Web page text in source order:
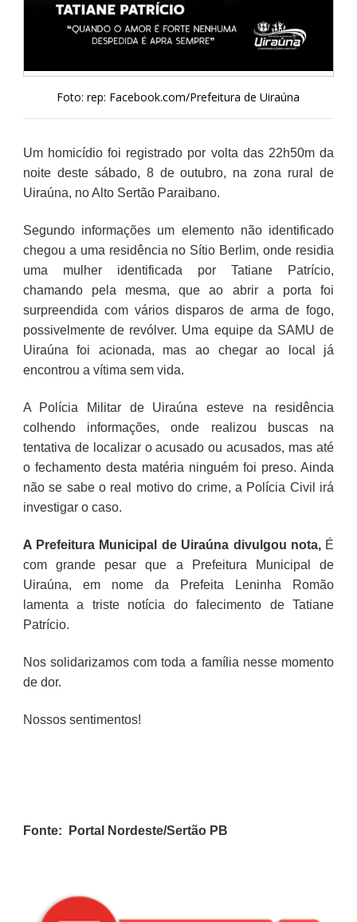
Foto: rep: Facebook.com/Prefeitura de Uiraúna
Um homicídio foi registrado por volta das 22h50m da
noite deste sábado, 8 de outubro, na zona rural de
Uiraúna, no Alto Sertão Paraibano.
Segundo informações um elemento não identificado
chegou a uma residência no Sítio Berlim, onde residia
uma mulher identificada por Tatiane Patrício,
chamando pela mesma, que ao abrir a porta foi
surpreendida com vários disparos de arma de fogo,
possivelmente de revólver. Uma equipe da SAMU de
Uiraúna foi acionada, mas ao chegar ao local já
encontrou a vítima sem vida.
A Polícia Militar de Uiraúna esteve na residência
colhendo informações, onde realizou buscas na
tentativa de localizar o acusado ou acusados, mas até
o fechamento desta matéria ninguém foi preso. Ainda
não se sabe o real motivo do crime, a Polícia Civil irá
investigar o caso.
A Prefeitura Municipal de Uiraúna divulgou nota, É
com grande pesar que a Prefeitura Municipal de
Uiraúna, em nome da Prefeita Leninha Romão
lamenta a triste notícia do falecimento de Tatiane
Patrício.
Nos solidarizamos com toda a família nesse momento
de dor.
Nossos sentimentos!
Fonte: Portal Nordeste/Sertão PB